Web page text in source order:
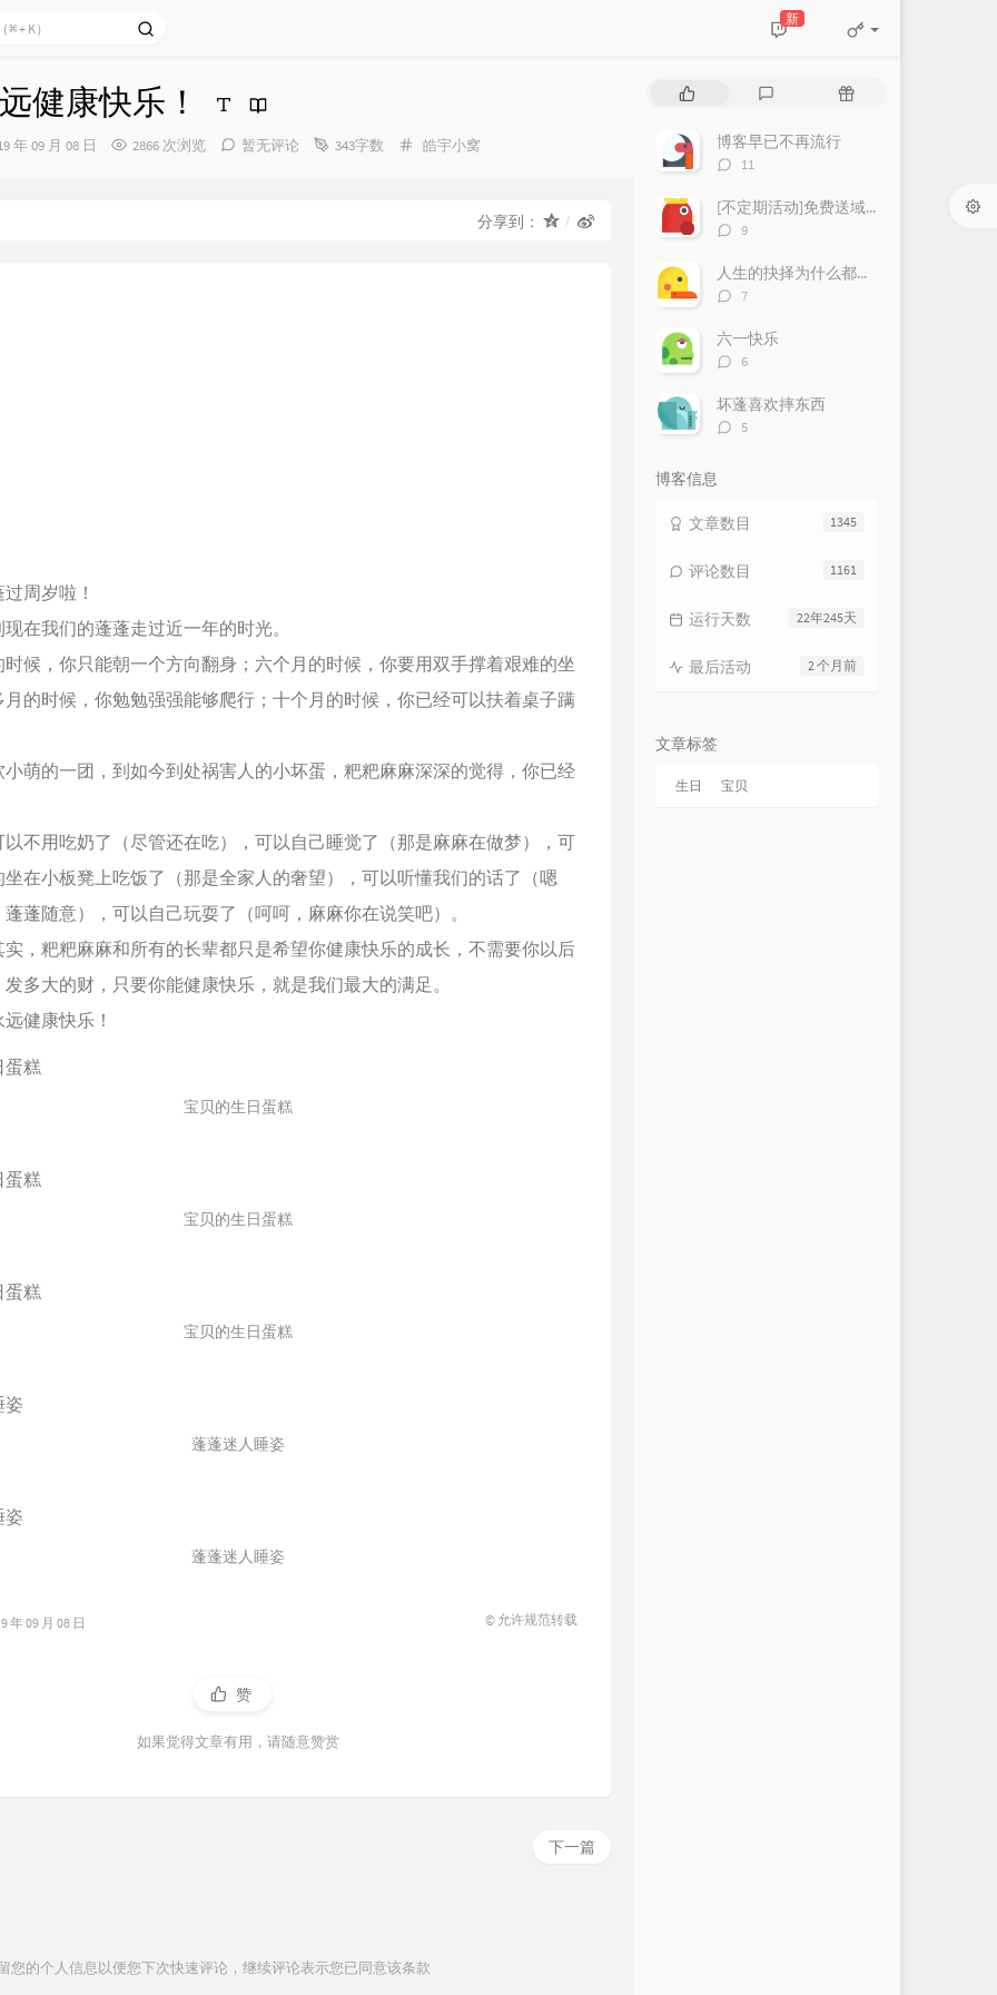
新
健康快乐！
年 09 月 08 日 2866 次浏览 暂无评论 343字数
分
皓宇小窝
分享到：
岁啦！
我们的蓬蓬走过近一年的时光。
，你只能朝一个方向翻身；六个月的时候，你要用双手撑着艰难的坐
的时候，你勉勉强强能够爬行；十个月的时候，你已经可以扶着桌子蹒
的一团，到如今到处祸害人的小坏蛋，粑粑麻麻深深的觉得，你已经
用吃奶了（尽管还在吃），可以自己睡觉了（那是麻麻在做梦），可
在小板凳上吃饭了（那是全家人的奢望），可以听懂我们的话了（嗯
蓬随意），可以自己玩耍了（呵呵，麻麻你在说笑吧）。
粑粑麻麻和所有的长辈都只是希望你健康快乐的成长，不需要你以后
多大的财，只要你能健康快乐，就是我们最大的满足。
康快乐！
宝贝的生日蛋糕
宝贝的生日蛋糕
宝贝的生日蛋糕
蓬蓬迷人睡姿
蓬蓬迷人睡姿
年 09 月 08 日 © 允许规范转载
赞
如果觉得文章有用，请随意赞赏
下一篇
您的个人信息以便您下次快速评论，继续评论表示您已同意该条款
评
随
博客早已不再流行
评
数：
11
[不定期活动]免费送域名或空间
评
数：
9
人生的抉择为什么都这么让人无奈？
评
数：
7
六一快乐
评
数：
6
坏蓬喜欢摔东西
评
5
博客信息
1345
文章数目
1161
评论数目
22年245天
运行天数
2 个月前
最后活动
文章标签
生日 宝贝